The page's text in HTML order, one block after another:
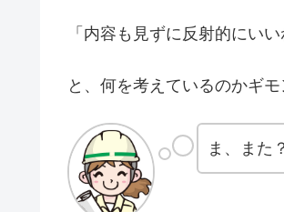
「内容も見ずに反射的にい
と、何を考えているのかギ
ま、また